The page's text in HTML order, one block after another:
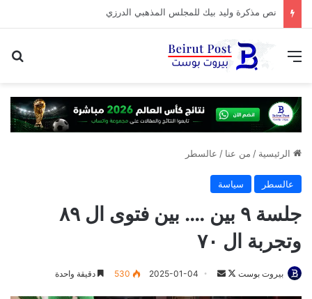
“ابو عمر” السوري …. هذه المرة
القائمة
الرئيسية / من عنا / عالسطر
عالسطر سياسة
جلسة ٩ بين …. بين فتوى ال ٨٩
وتجربة ال ٧٠
بيروت بوست
تابعأرسل 2025-01-04
530 دقيقة واحدة